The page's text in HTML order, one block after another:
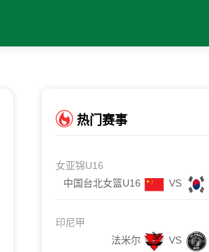
热门赛事
女亚锦U16
中国台北女篮U16
VS
印尼甲
法米尔
VS